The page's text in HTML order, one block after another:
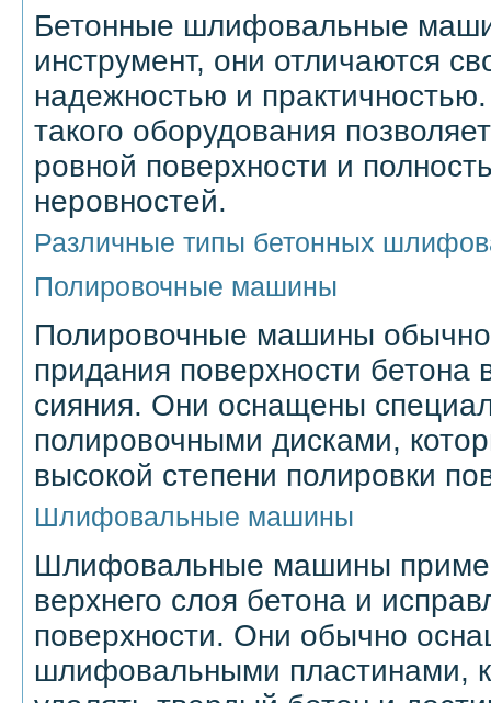
Бетонные шлифовальные
инструмент, они отличаются
надежностью и
такого оборудования
ровной поверхности и
неровностей.
Различные типы бетонных
Полировочные машины
Полировочные машины обычно
придания поверхности бетона
сияния. Они оснащены
полировочными дисками,
высокой степени полировки
Шлифовальные машины
Шлифовальные машины
верхнего слоя бетона и
поверхности. Они обычно
шлифовальными пластинами,